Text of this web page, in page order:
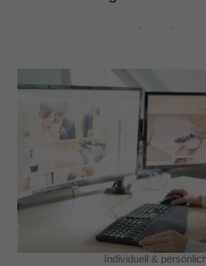
Individuell & persönlich